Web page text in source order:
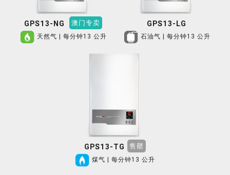
GPS13-NG 澳门专卖
天然气 | 每分钟13 公升
GPS13-LG
石油气 | 每分钟13 公升
GPS13-TG 售罄
煤气 | 每分钟13 公升